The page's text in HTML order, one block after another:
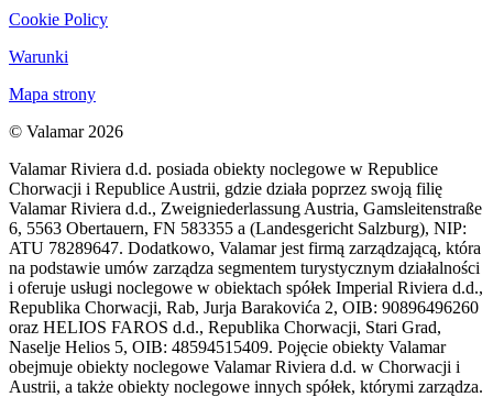
Cookie Policy
Warunki
Mapa strony
© Valamar 2026
Valamar Riviera d.d. posiada obiekty noclegowe w Republice
Chorwacji i Republice Austrii, gdzie działa poprzez swoją filię
Valamar Riviera d.d., Zweigniederlassung Austria, Gamsleitenstraße
6, 5563 Obertauern, FN 583355 a (Landesgericht Salzburg), NIP:
ATU 78289647. Dodatkowo, Valamar jest firmą zarządzającą, która
na podstawie umów zarządza segmentem turystycznym działalności
i oferuje usługi noclegowe w obiektach spółek Imperial Riviera d.d.,
Republika Chorwacji, Rab, Jurja Barakovića 2, OIB: 90896496260
oraz HELIOS FAROS d.d., Republika Chorwacji, Stari Grad,
Naselje Helios 5, OIB: 48594515409. Pojęcie obiekty Valamar
obejmuje obiekty noclegowe Valamar Riviera d.d. w Chorwacji i
Austrii, a także obiekty noclegowe innych spółek, którymi zarządza.